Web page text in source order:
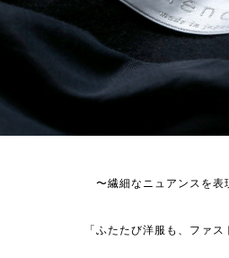
〜繊細なニュアンスを表
「ふたたび洋服も、ファス